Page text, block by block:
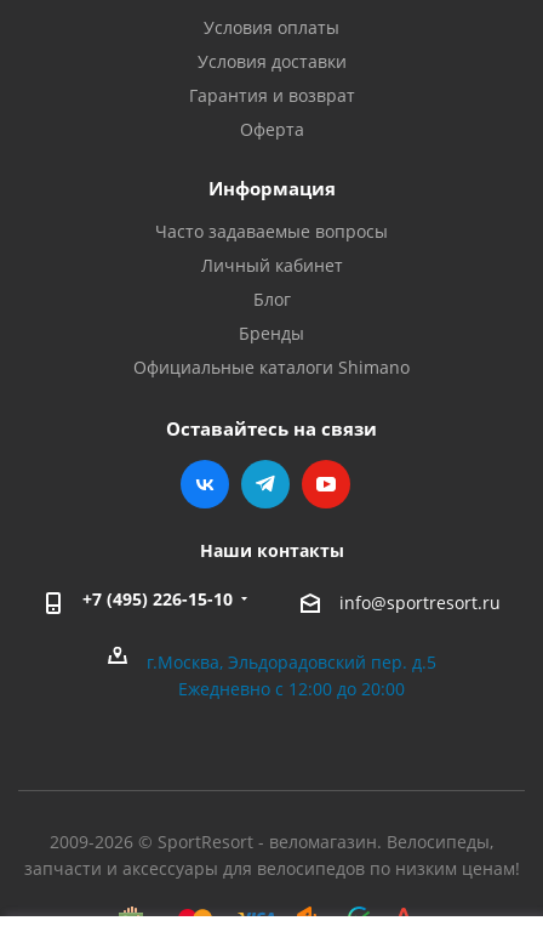
Условия оплаты
Условия доставки
Гарантия и возврат
Оферта
Информация
Часто задаваемые вопросы
Личный кабинет
Блог
Бренды
Официальные каталоги Shimano
Оставайтесь на связи
Наши контакты
+7 (495) 226-15-10 info@sportresort.ru
г.Москва, Эльдорадовский пер. д.5
Ежедневно с 12:00 до 20:00
2009-2026 © SportResort - веломагазин. Велосипеды,
запчасти и аксессуары для велосипедов по низким ценам!